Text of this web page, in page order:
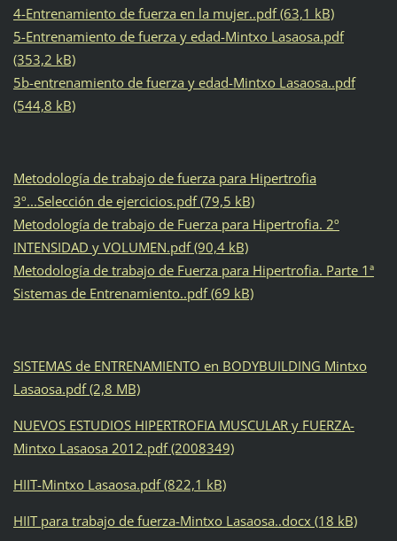
4-Entrenamiento de fuerza en la mujer..pdf (63,1 kB)
5-Entrenamiento de fuerza y edad-Mintxo Lasaosa.pdf
(353,2 kB)
5b-entrenamiento de fuerza y edad-Mintxo Lasaosa..pdf
(544,8 kB)
Metodología de trabajo de fuerza para Hipertrofia
3º...Selección de ejercicios.pdf (79,5 kB)
Metodología de trabajo de Fuerza para Hipertrofia. 2º
INTENSIDAD y VOLUMEN.pdf (90,4 kB)
Metodología de trabajo de Fuerza para Hipertrofia. Parte 1ª
Sistemas de Entrenamiento..pdf (69 kB)
SISTEMAS de ENTRENAMIENTO en BODYBUILDING Mintxo
Lasaosa.pdf (2,8 MB)
NUEVOS ESTUDIOS HIPERTROFIA MUSCULAR y FUERZA-
Mintxo Lasaosa 2012.pdf (2008349)
HIIT-Mintxo Lasaosa.pdf (822,1 kB)
HIIT para trabajo de fuerza-Mintxo Lasaosa..docx (18 kB)